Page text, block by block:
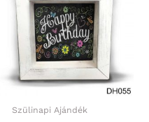
Szülinapi Ajándék